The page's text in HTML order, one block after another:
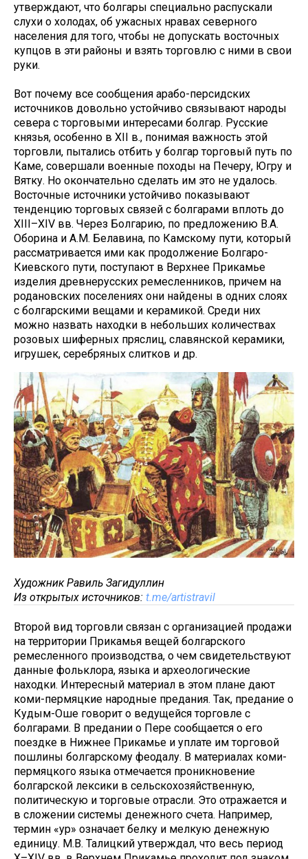
утверждают, что болгары специально распускали
слухи о холодах, об ужасных нравах северного
населения для того, чтобы не допускать восточных
купцов в эти районы и взять торговлю с ними в свои
руки.
Вот почему все сообщения арабо-персидских
источников довольно устойчиво связывают народы
севера с торговыми интересами болгар. Русские
князья, особенно в XII в., понимая важность этой
торговли, пытались отбить у болгар торговый путь по
Каме, совершали военные походы на Печеру, Югру и
Вятку. Но окончательно сделать им это не удалось.
Восточные источники устойчиво показывают
тенденцию торговых связей с болгарами вплоть до
XIII–XIV вв. Через Болгарию, по предложению В.А.
Оборина и А.М. Белавина, по Камскому пути, который
рассматривается ими как продолжение Болгаро-
Киевского пути, поступают в Верхнее Прикамье
изделия древнерусских ремесленников, причем на
родановских поселениях они найдены в одних слоях
с болгарскими вещами и керамикой. Среди них
можно назвать находки в небольших количествах
розовых шиферных пряслиц, славянской керамики,
игрушек, серебряных слитков и др.
Художник Равиль Загидуллин
Из открытых источников: t.me/artistravil
Второй вид торговли связан с организацией продажи
на территории Прикамья вещей болгарского
ремесленного производства, о чем свидетельствуют
данные фольклора, языка и археологические
находки. Интересный материал в этом плане дают
коми-пермяцкие народные предания. Так, предание о
Кудым-Оше говорит о ведущейся торговле с
болгарами. В предании о Пере сообщается о его
поездке в Нижнее Прикамье и уплате им торговой
пошлины болгарскому феодалу. В материалах коми-
пермяцкого языка отмечается проникновение
болгарской лексики в сельскохозяйственную,
политическую и торговые отрасли. Это отражается и
в сложении системы денежного счета. Например,
термин «ур» означает белку и мелкую денежную
единицу. М.В. Талицкий утверждал, что весь период